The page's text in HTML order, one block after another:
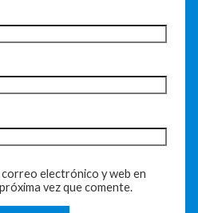
electrónico y web en
vez que comente.